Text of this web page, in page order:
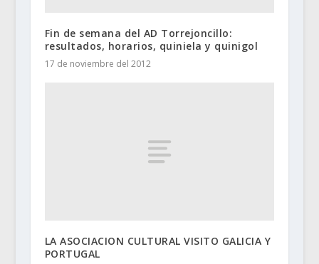
Fin de semana del AD Torrejoncillo:
resultados, horarios, quiniela y quinigol
17 de noviembre del 2012
LA ASOCIACION CULTURAL VISITO GALICIA Y
PORTUGAL